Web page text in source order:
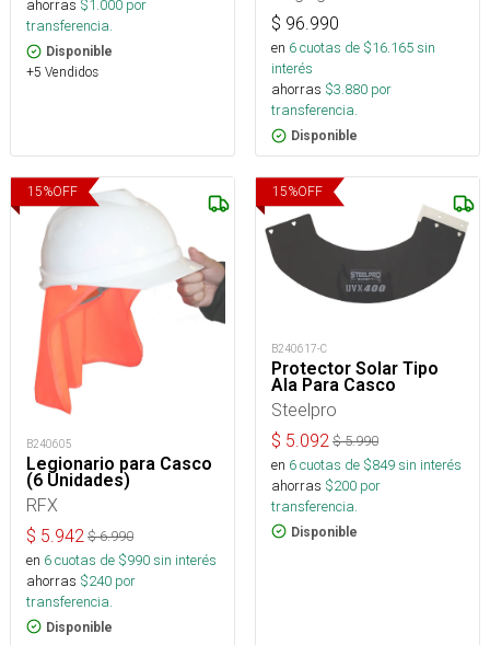
ahorras $1.000 por
transferencia.
Disponible
+5 Vendidos
$ 96.990
en 6cuotas de $16.165sin
interés
ahorras $3.880 por
transferencia.
Disponible
15%OFF
B240605
Legionario para Casco
(6 Unidades)
RFX
$ 5.942 $6.990
en 6cuotas de $990sin interés
ahorras $240 por
transferencia.
Disponible
15%OFF
B240617-C
Protector Solar Tipo
Ala Para Casco
Steelpro
$ 5.092 $5.990
en 6cuotas de $849sin interés
ahorras $200 por
transferencia.
Disponible